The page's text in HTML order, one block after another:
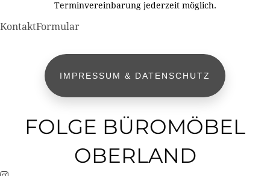
Terminvereinbarung jederzeit möglich.
KontaktFormular
IMPRESSUM & DATENSCHUTZ
FOLGE BÜROMÖBEL
OBERLAND